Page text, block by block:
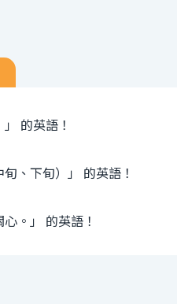
的英語！
、下旬）」 的英語！
。」 的英語！